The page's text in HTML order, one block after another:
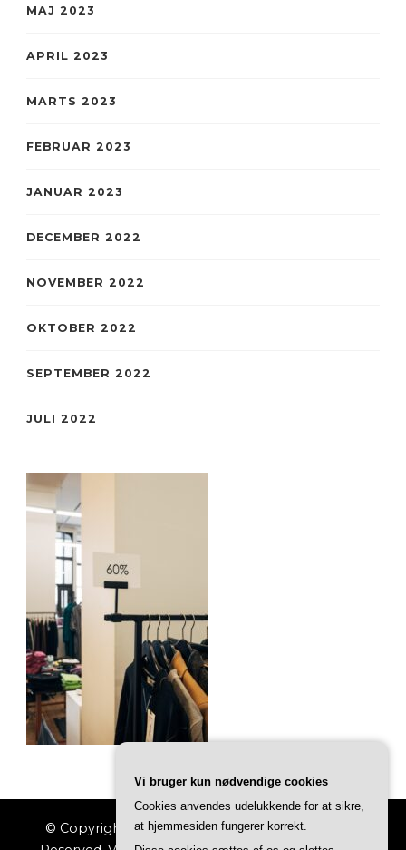
MAJ 2023
APRIL 2023
MARTS 2023
FEBRUAR 2023
JANUAR 2023
DECEMBER 2022
NOVEMBER 2022
OKTOBER 2022
SEPTEMBER 2022
JULI 2022
© Copyright 2026Indkøbs Magasinet. All Rights
Vi bruger kun nødvendige cookies
Cookies anvendes udelukkende for at sikre,
at hjemmesiden fungerer korrekt.